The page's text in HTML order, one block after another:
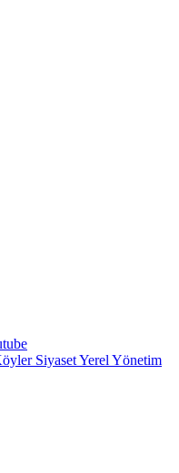
SiyasetYerel Yönetim